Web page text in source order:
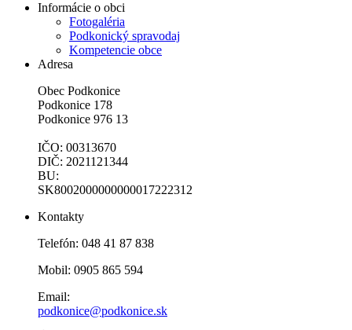
Informácie o obci
Fotogaléria
Podkonický spravodaj
Kompetencie obce
Adresa
Obec Podkonice
Podkonice 178
Podkonice 976 13
IČO: 00313670
DIČ: 2021121344
BU:
SK8002000000000017222312
Kontakty
Telefón: 048 41 87 838
Mobil: 0905 865 594
Email:
podkonice@podkonice.sk